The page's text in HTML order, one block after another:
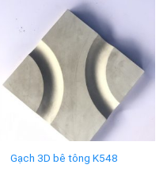
Gạch 3D bê tông K548